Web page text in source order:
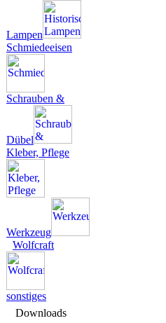
Lampen
Schmiedeeisen
Schrauben &
Dübel
Kleber, Pflege
Werkzeug
Wolfcraft
sonstiges
Downloads